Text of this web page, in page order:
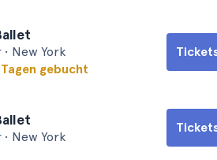
New York
gebucht
New York